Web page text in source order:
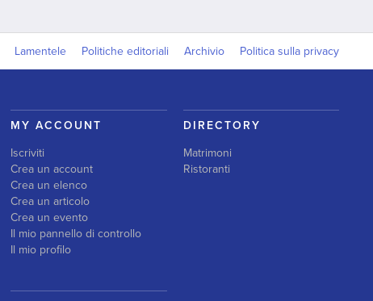
Lamentele Politiche editoriali Archivio Politica sulla privacy
MY ACCOUNT
Iscriviti
Crea un account
Crea un elenco
Crea un articolo
Crea un evento
Il mio pannello di controllo
Il mio profilo
DIRECTORY
Matrimoni
Ristoranti